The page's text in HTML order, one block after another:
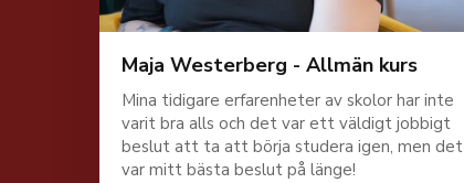
Maja Westerberg - Allmän kurs
Mina tidigare erfarenheter av skolor har inte
varit bra alls och det var ett väldigt jobbigt
beslut att ta att börja studera igen, men det
var mitt bästa beslut på länge!